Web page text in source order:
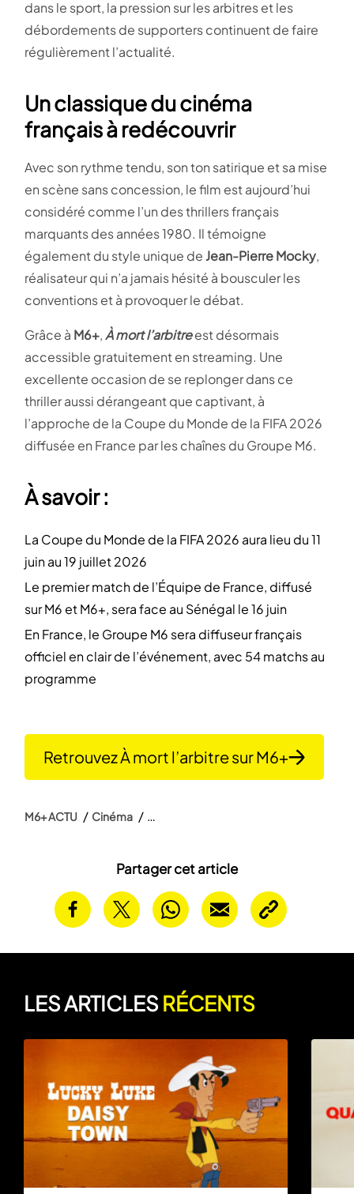
Partager cet article
dans le sport, la pression sur les arbitres et les
débordements de supporters continuent de faire
régulièrement l’actualité.
Un classique du cinéma
français à redécouvrir
Avec son rythme tendu, son ton satirique et sa mise
en scène sans concession, le film est aujourd’hui
considéré comme l’un des thrillers français
marquants des années 1980. Il témoigne
également du style unique de Jean-Pierre Mocky,
réalisateur qui n’a jamais hésité à bousculer les
conventions et à provoquer le débat.
Grâce à M6+,À mort l’arbitreest désormais
accessible gratuitement en streaming. Une
excellente occasion de se replonger dans ce
thriller aussi dérangeant que captivant, à
l’approche de la Coupe du Monde de la FIFA 2026
diffusée en France par les chaînes du Groupe M6.
À savoir :
La Coupe du Monde de la FIFA 2026 aura lieu du 11
juin au 19 juillet 2026
Le premier match de l’Équipe de France, diffusé
sur M6 et M6+, sera face au Sénégal le 16 juin
En France, le Groupe M6 sera diffuseur français
officiel en clair de l’événement, avec 54 matchs au
programme
Retrouvez À mort l’arbitre sur M6+
M6+ ACTU Cinéma
LES ARTICLESRÉCENTS